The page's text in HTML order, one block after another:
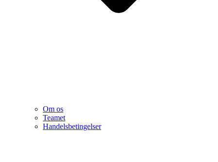
Om os
Teamet
Handelsbetingelser